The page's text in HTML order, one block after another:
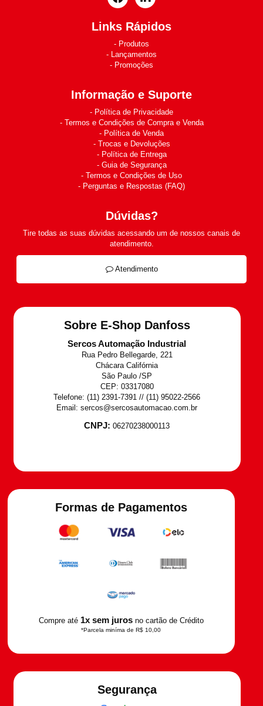
Links Rápidos
Produtos
Lançamentos
Promoções
Informação e Suporte
Política de Privacidade
Termos e Condições de Compra e Venda
Política de Venda
Trocas e Devoluções
Política de Entrega
Guia de Segurança
Termos e Condições de Uso
Perguntas e Respostas (FAQ)
Dúvidas?
Tire todas as suas dúvidas acessando um de nossos canais de
atendimento.
Atendimento
Sobre E-Shop Danfoss
Sercos Automação Industrial
Rua Pedro Bellegarde, 221
Chácara Califórnia
São Paulo /SP
CEP: 03317080
Telefone: (11) 2391-7391 // (11) 95022-2566
Email: sercos@sercosautomacao.com.br
CNPJ: 06270238000113
Formas de Pagamentos
Compre até 1x sem juros no cartão de Crédito
*Parcela miníma de R$ 10,00
Segurança